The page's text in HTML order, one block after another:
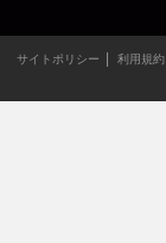
サイトポリシー 利用規約